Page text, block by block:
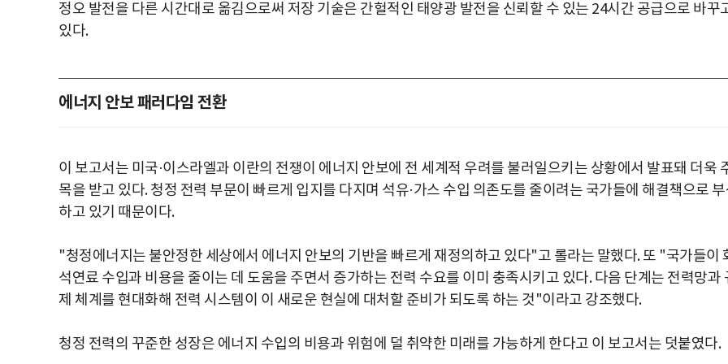
정오 발전을 다른 시간대로 옮김으로써 저장 기술은 간헐적인 태양광 발전을 신뢰할 수 있는 24시간 공급으로 바꾸
있다.
에너지 안보 패러다임 전환
이 보고서는 미국·이스라엘과 이란의 전쟁이 에너지 안보에 전 세계적 우려를 불러일으키는 상황에서 발표돼 더욱
목을 받고 있다. 청정 전력 부문이 빠르게 입지를 다지며 석유·가스 수입 의존도를 줄이려는 국가들에 해결책으로
하고 있기 때문이다.
"청정에너지는 불안정한 세상에서 에너지 안보의 기반을 빠르게 재정의하고 있다"고 롤라는 말했다. 또 "국가들이
석연료 수입과 비용을 줄이는 데 도움을 주면서 증가하는 전력 수요를 이미 충족시키고 있다. 다음 단계는 전력망과
제 체계를 현대화해 전력 시스템이 이 새로운 현실에 대처할 준비가 되도록 하는 것"이라고 강조했다.
청정 전력의 꾸준한 성장은 에너지 수입의 비용과 위험에 덜 취약한 미래를 가능하게 한다고 이 보고서는 덧붙였다.